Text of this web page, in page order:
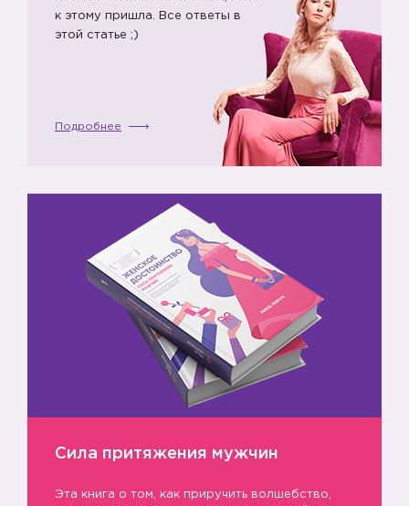
к этому пришла. Все ответы в
этой статье ;)
Подробнее
Сила притяжения мужчин
Эта книга о том, как приручить волшебство,